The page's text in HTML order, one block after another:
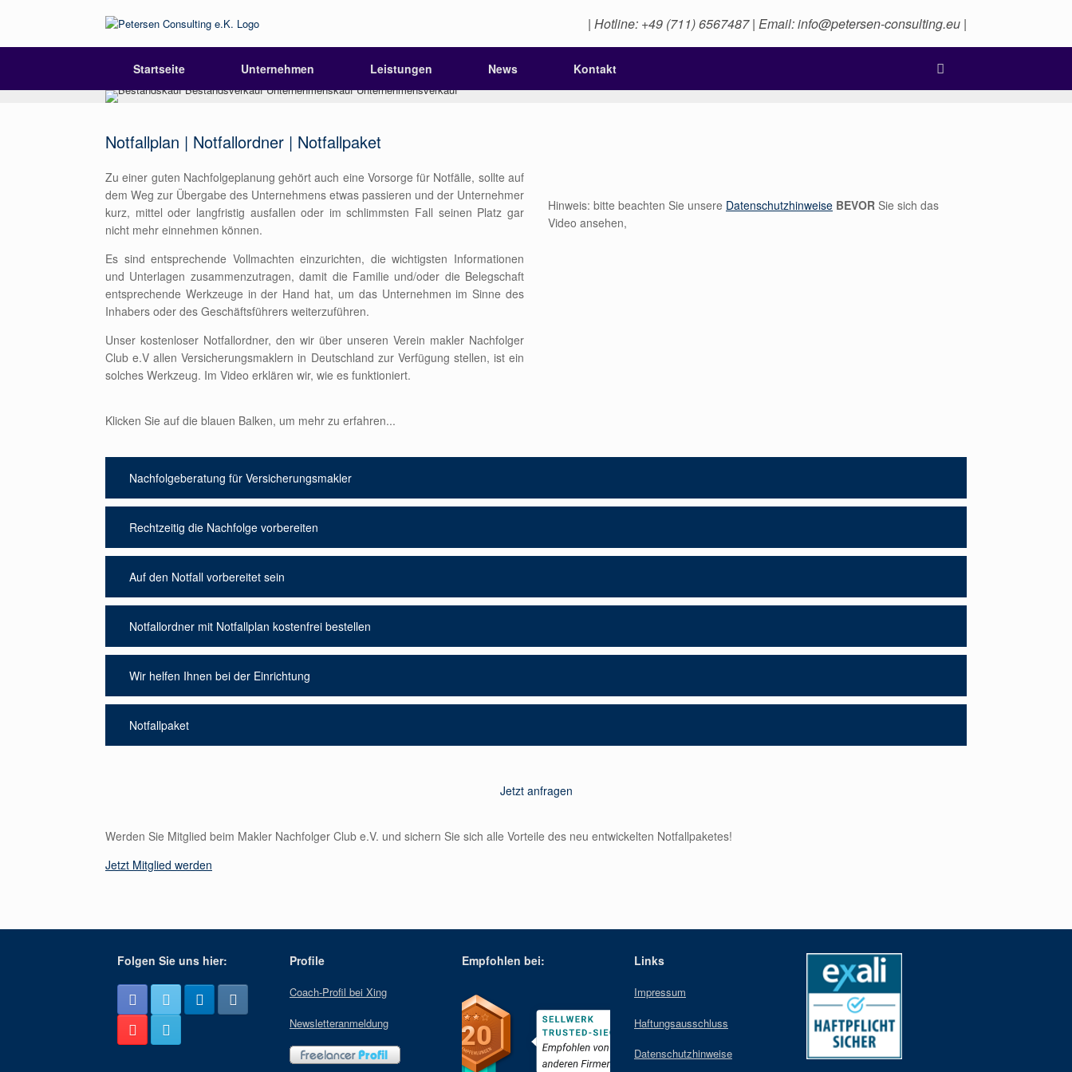
| Hotline: +49 (711) 6567487 | Email: info@petersen-consulting.eu |
Startseite Unternehmen Leistungen News Kontakt
Notfallplan | Notfallordner | Notfallpaket
Zu einer guten Nachfolgeplanung gehört auch eine Vorsorge für Notfälle, sollte auf
dem Weg zur Übergabe des Unternehmens etwas passieren und der Unternehmer
kurz, mittel oder langfristig ausfallen oder im schlimmsten Fall seinen Platz gar
nicht mehr einnehmen können.
Es sind entsprechende Vollmachten einzurichten, die wichtigsten Informationen
und Unterlagen zusammenzutragen, damit die Familie und/oder die Belegschaft
entsprechende Werkzeuge in der Hand hat, um das Unternehmen im Sinne des
Inhabers oder des Geschäftsführers weiterzuführen.
Unser kostenloser Notfallordner, den wir über unseren Verein makler Nachfolger
Club e.V allen Versicherungsmaklern in Deutschland zur Verfügung stellen, ist ein
solches Werkzeug. Im Video erklären wir, wie es funktioniert.
Hinweis: bitte beachten Sie unsere Datenschutzhinweise BEVOR Sie sich das
Video ansehen,
Klicken Sie auf die blauen Balken, um mehr zu erfahren...
Nachfolgeberatung für Versicherungsmakler
Rechtzeitig die Nachfolge vorbereiten
Auf den Notfall vorbereitet sein
Notfallordner mit Notfallplan kostenfrei bestellen
Wir helfen Ihnen bei der Einrichtung
Notfallpaket
Jetzt anfragen
Werden Sie Mitglied beim Makler Nachfolger Club e.V. und sichern Sie sich alle Vorteile des neu entwickelten Notfallpaketes!
Jetzt Mitglied werden
Folgen Sie uns hier: Profile
Coach-Profil bei Xing
Newsletteranmeldung
Empfohlen bei: Links
Impressum
Haftungsausschluss
Datenschutzhinweise